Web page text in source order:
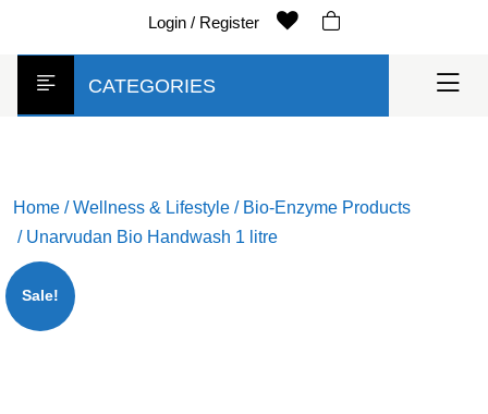
Login / Register
CATEGORIES
Home /Wellness & Lifestyle / Bio-Enzyme Products
/ Unarvudan Bio Handwash 1 litre
Sale!